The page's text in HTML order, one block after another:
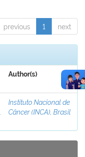
previous 1 next
Author(s)
Instituto Nacional de
Câncer (INCA), Brasil